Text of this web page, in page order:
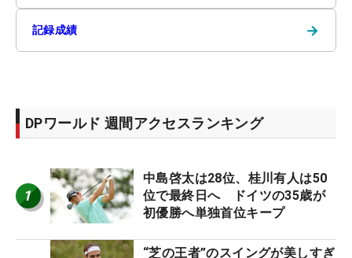
記録成績 →
DPワールド 週間アクセスランキング
1
中島啓太は28位、桂川有人は50
位で最終日へ ドイツの35歳が
初優勝へ単独首位キープ
“芝の王者”のスイングが美しすぎ